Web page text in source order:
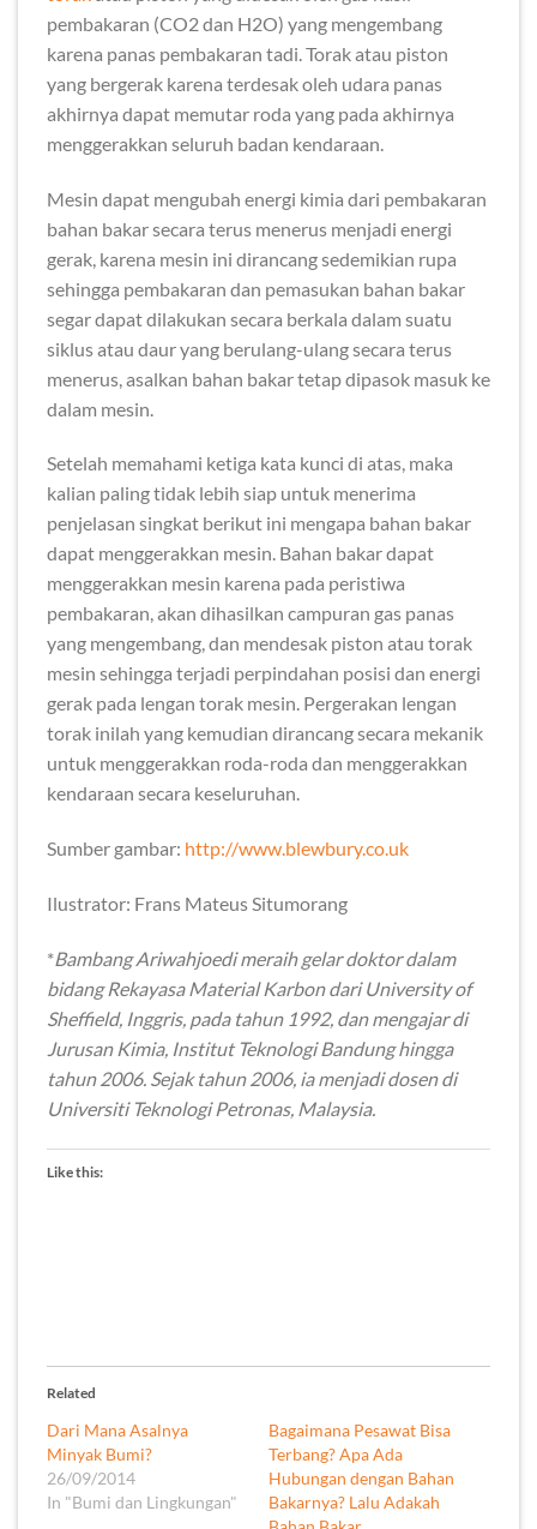
pembakaran (CO2 dan H2O) yang mengembang
karena panas pembakaran tadi. Torak atau piston
yang bergerak karena terdesak oleh udara panas
akhirnya dapat memutar roda yang pada akhirnya
menggerakkan seluruh badan kendaraan.
Mesin dapat mengubah energi kimia dari pembakaran
bahan bakar secara terus menerus menjadi energi
gerak, karena mesin ini dirancang sedemikian rupa
sehingga pembakaran dan pemasukan bahan bakar
segar dapat dilakukan secara berkala dalam suatu
siklus atau daur yang berulang-ulang secara terus
menerus, asalkan bahan bakar tetap dipasok masuk ke
dalam mesin.
Setelah memahami ketiga kata kunci di atas, maka
kalian paling tidak lebih siap untuk menerima
penjelasan singkat berikut ini mengapa bahan bakar
dapat menggerakkan mesin. Bahan bakar dapat
menggerakkan mesin karena pada peristiwa
pembakaran, akan dihasilkan campuran gas panas
yang mengembang, dan mendesak piston atau torak
mesin sehingga terjadi perpindahan posisi dan energi
gerak pada lengan torak mesin. Pergerakan lengan
torak inilah yang kemudian dirancang secara mekanik
untuk menggerakkan roda-roda dan menggerakkan
kendaraan secara keseluruhan.
Sumber gambar: http://www.blewbury.co.uk
Ilustrator: Frans Mateus Situmorang
*Bambang Ariwahjoedi meraih gelar doktor dalam
bidang Rekayasa Material Karbon dari University of
Sheffield, Inggris, pada tahun 1992, dan mengajar di
Jurusan Kimia, Institut Teknologi Bandung hingga
tahun 2006. Sejak tahun 2006, ia menjadi dosen di
Universiti Teknologi Petronas, Malaysia.
Like this:
Related
Dari Mana Asalnya
Minyak Bumi?
26/09/2014
In "Bumi dan Lingkungan"
Bagaimana Pesawat Bisa
Terbang? Apa Ada
Hubungan dengan Bahan
Bakarnya? Lalu Adakah